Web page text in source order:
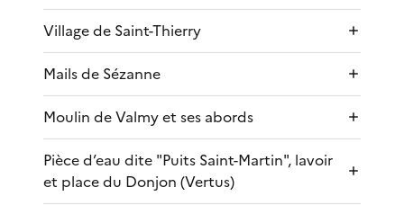
Village de Saint-Thierry
Mails de Sézanne
Moulin de Valmy et ses abords
Pièce d’eau dite "Puits Saint-Martin", lavoir
et place du Donjon (Vertus)